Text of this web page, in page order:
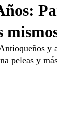
peleas y